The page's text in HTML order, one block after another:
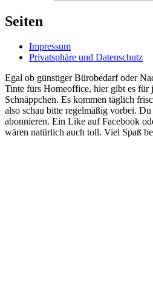
Seiten
Impressum
Privatsphäre und Datenschutz
Egal ob günstiger Bürobedarf oder
Tinte fürs Homeoffice, hier gibt es für
Schnäppchen. Es kommen täglich
also schau bitte regelmäßig vorbei.
abonnieren. Ein Like auf Facebook
wären natürlich auch toll. Viel Spaß